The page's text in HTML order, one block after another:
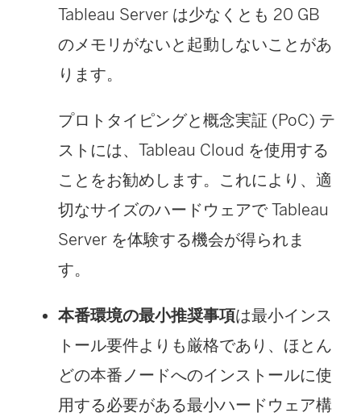
Tableau Server は少なくとも 20 GB
のメモリがないと起動しないことがあ
ります。
プロトタイピングと概念実証 (PoC) テ
ストには、Tableau Cloud を使用する
ことをお勧めします。これにより、適
切なサイズのハードウェアで Tableau
Server を体験する機会が得られま
す。
本番環境の最小推奨事項は最小インス
トール要件よりも厳格であり、ほとん
どの本番ノードへのインストールに使
用する必要がある最小ハードウェア構